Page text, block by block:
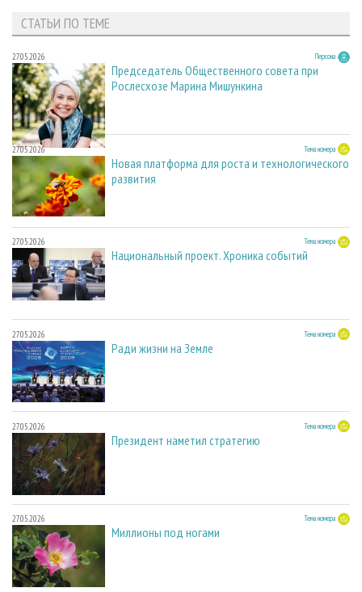
СТАТЬИ ПО ТЕМЕ
27.05.2026 Персона
Председатель Общественного совета при
Рослесхозе Марина Мишункина
27.05.2026 Тема номера
Новая платформа для роста и технологического
развития
27.05.2026 Тема номера
Национальный проект. Хроника событий
27.05.2026 Тема номера
Ради жизни на Земле
27.05.2026 Тема номера
Президент наметил стратегию
27.05.2026 Тема номера
Миллионы под ногами